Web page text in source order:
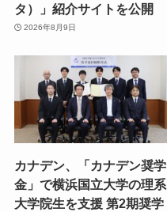
タ）」紹介サイトを公開
2026年8月9日
カナデン、「カナデン奨学
金」で横浜国立大学の理系
大学院生を支援 第2期奨学